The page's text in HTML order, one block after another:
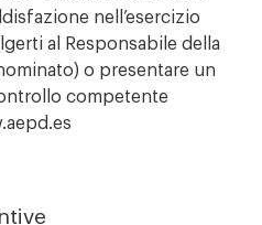
nell’esercizio
al Responsabile della
o presentare un
competente